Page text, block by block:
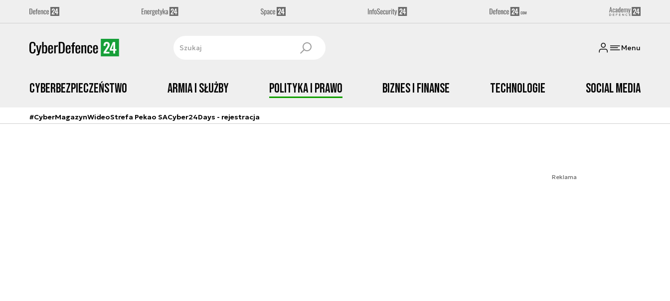
Menu
Cyberbezpieczeństwo Armia i Służby Polityka i prawo Biznes i Finanse Technologie Social media
#CyberMagazynWideoStrefa Pekao SACyber24Days - rejestracja
Reklama